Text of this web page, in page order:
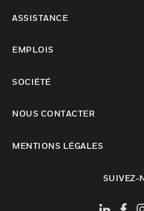
ASSISTANCE
EMPLOIS
SOCIÉTÉ
NOUS CONTACTER
MENTIONS LÉGALES
SUIVEZ-